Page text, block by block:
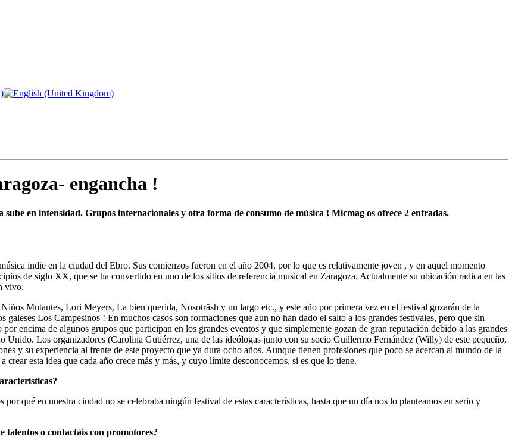
engancha !
en intensidad. Grupos internacionales y otra forma de consumo de mùsica ! Micmag os ofrece 2 entradas.
indie en la ciudad del Ebro. Sus comienzos fueron en el año 2004, por lo que es relativamente joven , y en aquel momento
de siglo XX, que se ha convertido en uno de los sitios de referencia musical en Zaragoza. Actualmente su ubicación radica en las
vivo.
Mutantes, Lori Meyers, La bien querida, Nosoträsh y un largo etc., y este año por primera vez en el festival gozarán de la
Los Campesinos ! En muchos casos son formaciones que aun no han dado el salto a los grandes festivales, pero que sin
encima de algunos grupos que participan en los grandes eventos y que simplemente gozan de gran reputación debido a las grandes
Unido. Los organizadores (Carolina Gutiérrez, una de las ideólogas junto con su socio Guillermo Fernández (Willy) de este pequeño,
y su experiencia al frente de este proyecto que ya dura ocho años. Aunque tienen profesiones que poco se acercan al mundo de la
esta idea que cada año crece más y más, y cuyo límite desconocemos, si es que lo tiene.
qué en nuestra ciudad no se celebraba ningún festival de estas características, hasta que un día nos lo planteamos en serio y
talentos o contactáis con promotores?